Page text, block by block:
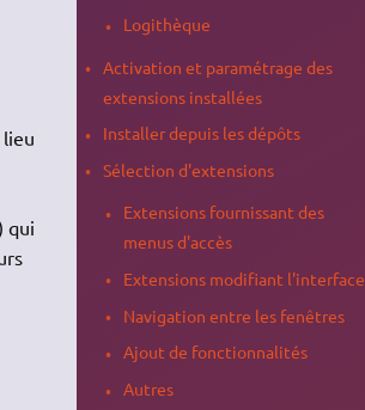
qui
Logithèque
Activation et paramétrage des
extensions installées
Installer depuis les dépôts
Sélection d'extensions
Extensions fournissant des
menus d'accès
Extensions modifiant l'interface
Navigation entre les fenêtres
Ajout de fonctionnalités
Autres